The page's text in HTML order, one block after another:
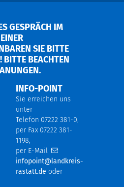
GESPRÄCH IM
SIE BITTE V
BEACHTEN S
INFO-POINT
Sie erreichen uns
unter
Telefon 07222 381-0,
per Fax 07222 381-
1198,
per E-Mail
infopoint@landkreis-
rastatt.de oder